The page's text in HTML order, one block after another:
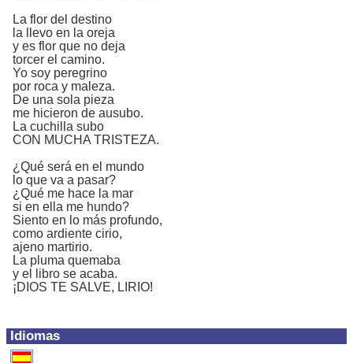
Idiomas
La flor del destino
la llevo en la oreja
y es flor que no deja
torcer el camino.
Yo soy peregrino
por roca y maleza.
De una sola pieza
me hicieron de ausubo.
La cuchilla subo
CON MUCHA TRISTEZA.
¿Qué será en el mundo
lo que va a pasar?
¿Qué me hace la mar
si en ella me hundo?
Siento en lo más profundo,
como ardiente cirio,
ajeno martirio.
La pluma quemaba
y el libro se acaba.
¡DIOS TE SALVE, LIRIO!